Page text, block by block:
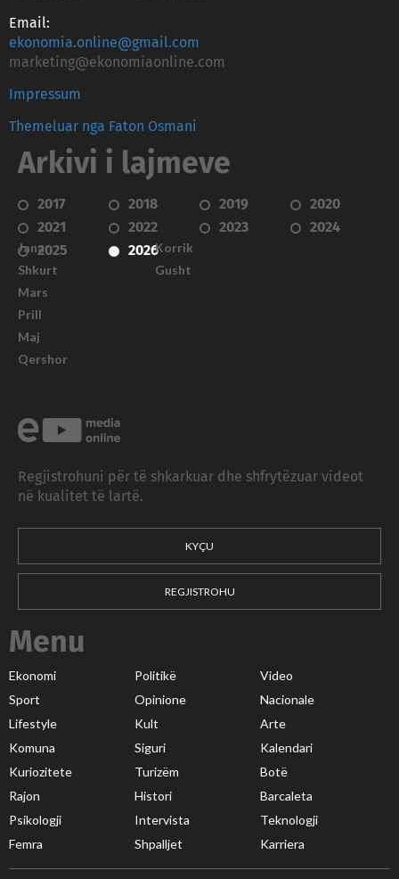
Email:
ekonomia.online@gmail.com
marketing@ekonomiaonline.com
Impressum
Themeluar nga Faton Osmani
Arkivi i lajmeve
2017 2018 2019
2020
2021
2022 2023
2024
2025
2026
Janar
Shkurt
Mars
Prill
Maj
Qershor
Korrik
Gusht
Regjistrohuni për të shkarkuar dhe shfrytëzuar videot
në kualitet të lartë.
KYÇU
REGJISTROHU
Menu
Ekonomi Politikë
Video
Sport
Opinione
Nacionale
Lifestyle
Kult
Arte
Komuna
Siguri
Kalendari
Kuriozitete
Turizëm
Botë
Rajon
Histori
Barcaleta
Psikologji
Intervista
Teknologji
Femra
Shpalljet Karriera